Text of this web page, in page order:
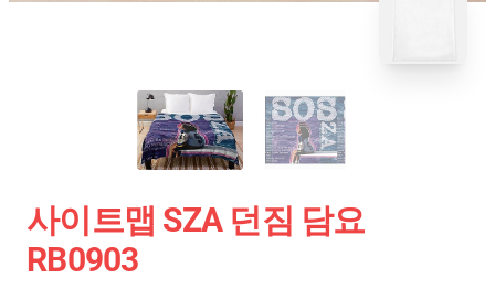
사이트맵 SZA 던짐 담요
RB0903